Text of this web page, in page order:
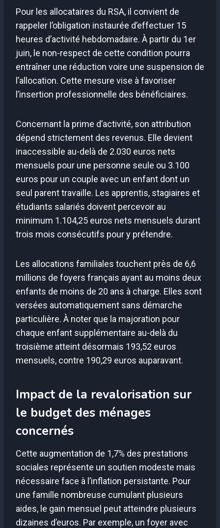
Pour les allocataires du RSA, il convient de
rappeler l’obligation instaurée d’effectuer 15
heures d’activité hebdomadaire. À partir du 1er
juin, le non-respect de cette condition pourra
entraîner une réduction voire une suspension de
l’allocation. Cette mesure vise à favoriser
l’insertion professionnelle des bénéficiaires.
Concernant la prime d’activité, son attribution
dépend strictement des revenus. Elle devient
inaccessible au-delà de 2.030 euros nets
mensuels pour une personne seule ou 3.100
euros pour un couple avec un enfant dont un
seul parent travaille. Les apprentis, stagiaires et
étudiants salariés doivent percevoir au
minimum 1.104,25 euros nets mensuels durant
trois mois consécutifs pour y prétendre.
Les allocations familiales touchent près de 6,6
millions de foyers français ayant au moins deux
enfants de moins de 20 ans à charge. Elles sont
versées automatiquement sans démarche
particulière. À noter que la majoration pour
chaque enfant supplémentaire au-delà du
troisième atteint désormais 193,52 euros
mensuels, contre 190,29 euros auparavant.
Impact de la revalorisation sur
le budget des ménages
concernés
Cette augmentation de 1,7% des prestations
sociales représente un soutien modeste mais
nécessaire face à l’inflation persistante. Pour
une famille nombreuse cumulant plusieurs
aides, le gain mensuel peut atteindre plusieurs
dizaines d’euros. Par exemple, un foyer avec